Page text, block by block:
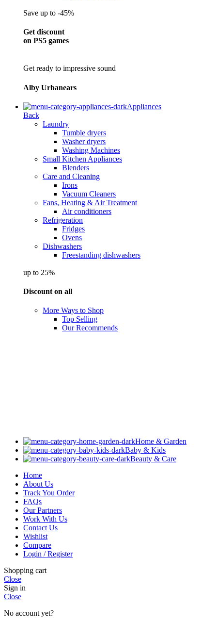
Save up to -45%
Get discount
on PS5 games
Get ready to impressive sound
Alby Urbanears
Appliances
Back
Laundry
Tumble dryers
Washer dryers
Washing Machines
Small Kitchen Appliances
Blenders
Care and Cleaning
Irons
Vacuum Cleaners
Fans, Heating & Air Treatment
Air conditioners
Refrigeration
Fridges
Ovens
Dishwashers
Freestanding dishwashers
up to 25%
Discount on all
More Ways to Shop
Top Selling
Our Recommends
Home & Garden
Baby & Kids
Beauty & Care
Home
About Us
Track You Order
FAQs
Our Partners
Work With Us
Contact Us
Wishlist
Compare
Login / Register
Shopping cart
Close
Sign in
Close
No account yet?